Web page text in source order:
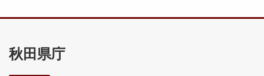
秋田県庁